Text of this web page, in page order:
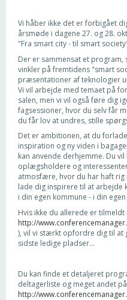
Vi håber ikke det er forbigået
årsmøde i dagene 27. og 28.
"Fra smart city - til smart
Der er sammensat et
vinkler på fremtidens "smart
præsentationer af teknologier
Vi vil arbejde med temaet på
salen, men vi vil også føre dig
fagsessioner, hvor du selv får
du får lov at undres, stille
Det er ambitionen, at du
inspiration og ny viden i
kan anvende derhjemme. Du
oplægsholdere og
atmosfære, hvor du har haft
lade dig inspirere til at arbejde
i din egen kommune - i din
Hvis ikke du allerede er
http://
), vil vi stærkt opfordre dig til at
sidste ledige pladser...
Du kan finde et detaljeret
deltagerliste og meget andet
http://